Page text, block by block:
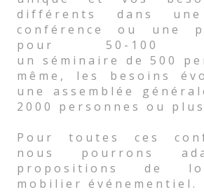
différents dans
conférence ou une
pour 50-100
un séminaire de 500
même, les besoins
une assemblée
2000 personnes ou
Pour toutes ces
nous pourrons
propositions de
mobilier événementiel.